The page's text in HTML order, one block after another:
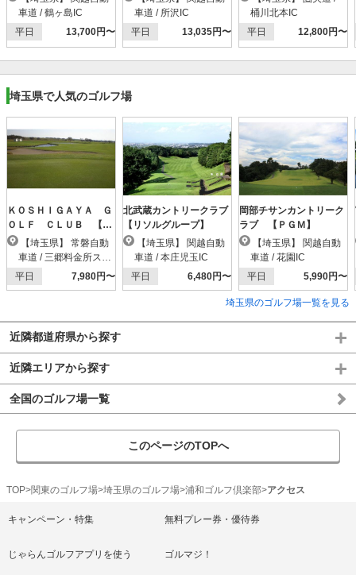
車道 / 鶴ヶ島IC
平日
13,700円〜
車道 / 所沢IC
平日
13,035円〜
桶川北本IC
平日
12,800円〜
埼玉県で人気のゴルフ場
ＫＯＳＨＩＧＡＹＡ Ｇ
ＯＬＦ ＣＬＵＢ 【Ｐ
ＧＭ】
車道 / 三郷料金所スマ
ートIC
平日 7,980円〜
北武蔵カントリークラブ
【リソルグループ】
車道 / 本庄児玉IC
平日
6,480円〜
岡部チサンカントリーク
ラブ 【ＰＧＭ】
車道 / 花園IC
平日
5,990円〜
埼玉県のゴルフ場一覧を見る
近隣都道府県から探す
近隣エリアから探す
全国のゴルフ場一覧
このページのTOPへ
TOP 関東のゴルフ場 埼玉県のゴルフ場 浦和ゴルフ倶楽部 アクセス
キャンペーン・特集 無料プレー券・優待券
じゃらんゴルフアプリを使う ゴルマジ！